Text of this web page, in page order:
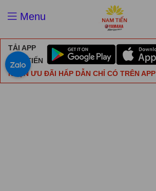
Menu
TẢI APP
NAM TIẾN
NHẬN ƯU ĐÃI HẤP DẪN CHỈ CÓ TRÊN APP